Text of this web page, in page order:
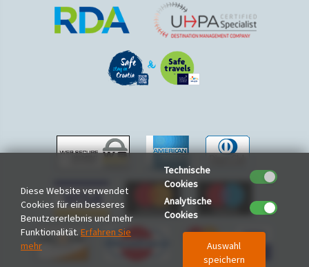
Diese Website verwendet
Cookies für ein besseres
Benutzererlebnis und mehr
Funktionalität. Erfahren Sie
mehr
Technische
Cookies
Analytische
Cookies
Auswahl
speichern